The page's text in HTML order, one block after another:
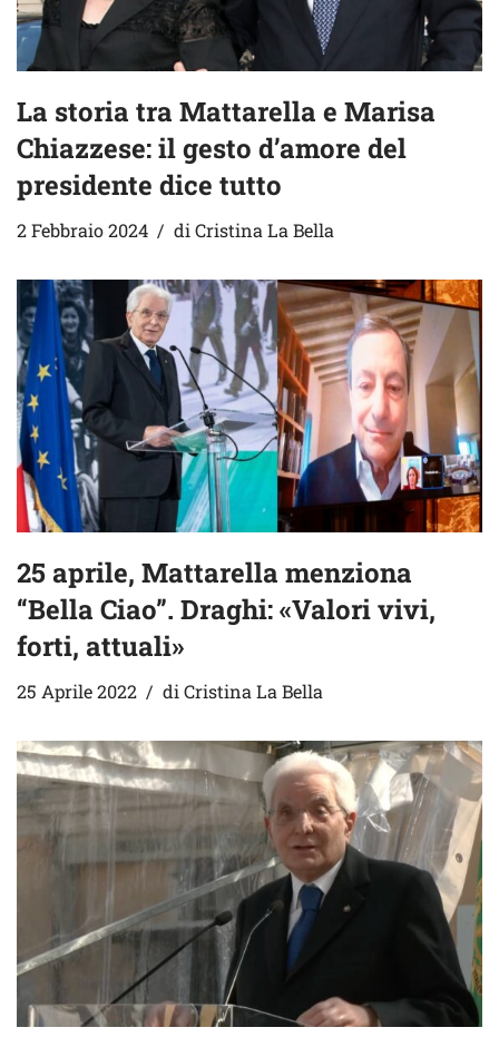
La storia tra Mattarella e Marisa
Chiazzese: il gesto d’amore del
presidente dice tutto
2 Febbraio 2024 di Cristina La Bella
25 aprile, Mattarella menziona
“Bella Ciao”. Draghi: «Valori vivi,
forti, attuali»
25 Aprile 2022 di Cristina La Bella